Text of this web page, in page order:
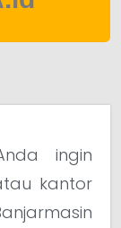
ingin
kantor